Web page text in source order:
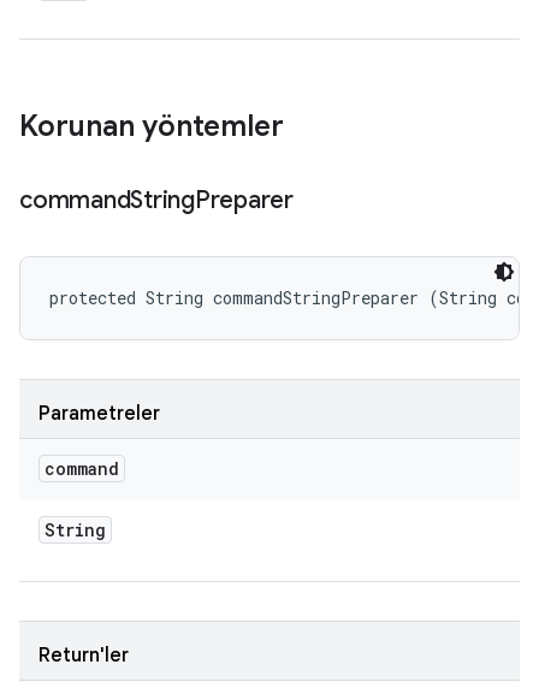
Korunan yöntemler
commandStringPreparer
protected String commandStringPreparer (String
Parametreler
command
String
Return'ler